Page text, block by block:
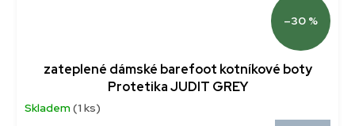
–30 %
zateplené dámské barefoot kotníkové boty
Protetika JUDIT GREY
Skladem(1 ks)